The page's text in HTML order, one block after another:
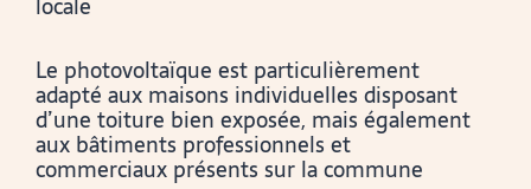
locale
Le photovoltaïque est particulièrement
adapté aux maisons individuelles disposant
d’une toiture bien exposée, mais également
aux bâtiments professionnels et
commerciaux présents sur la commune